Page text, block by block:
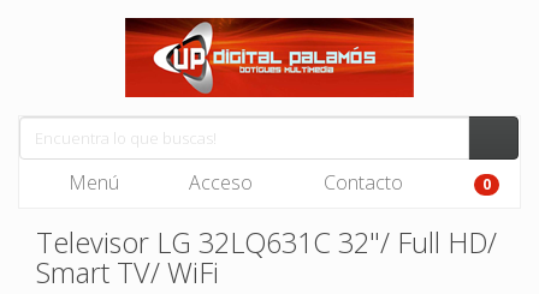
Menú Acceso Contacto 0
Televisor LG 32LQ631C 32"/ Full HD/
Smart TV/ WiFi